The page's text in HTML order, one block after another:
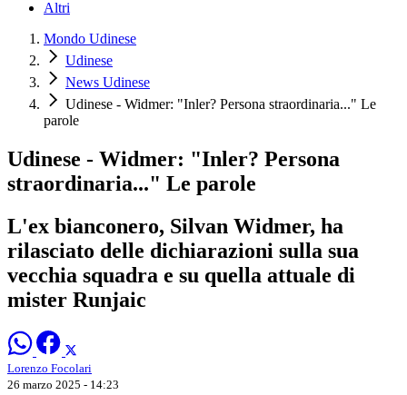
Altri
Mondo Udinese
Udinese
News Udinese
Udinese - Widmer: "Inler? Persona straordinaria..." Le
parole
Udinese - Widmer: "Inler? Persona
straordinaria..." Le parole
L'ex bianconero, Silvan Widmer, ha
rilasciato delle dichiarazioni sulla sua
vecchia squadra e su quella attuale di
mister Runjaic
Lorenzo Focolari
26 marzo 2025 - 14:23